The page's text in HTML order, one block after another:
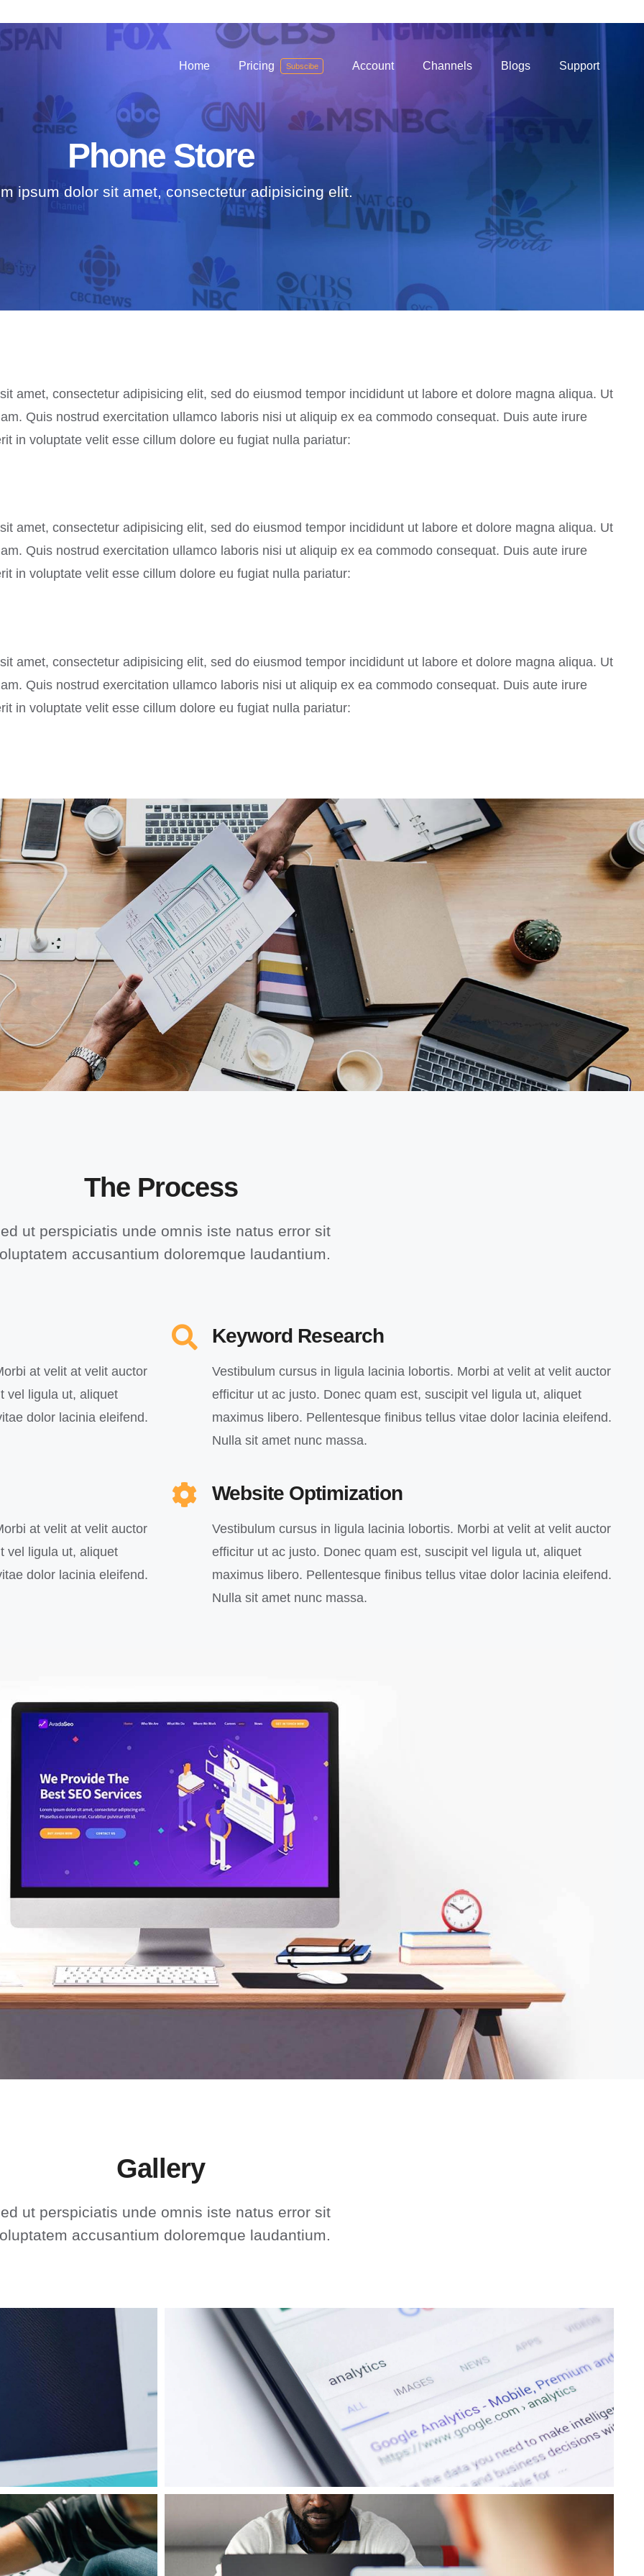
Home Pricing Subscibe Account Channels Blogs Support
Phone Store
ipsum dolor sit amet, consectetur adipisicing elit.
amet, consectetur adipisicing elit, sed do eiusmod tempor incididunt ut labore et dolore magna aliqua. Ut
Quis nostrud exercitation ullamco laboris nisi ut aliquip ex ea commodo consequat. Duis aute irure
in voluptate velit esse cillum dolore eu fugiat nulla pariatur:
amet, consectetur adipisicing elit, sed do eiusmod tempor incididunt ut labore et dolore magna aliqua. Ut
Quis nostrud exercitation ullamco laboris nisi ut aliquip ex ea commodo consequat. Duis aute irure
in voluptate velit esse cillum dolore eu fugiat nulla pariatur:
amet, consectetur adipisicing elit, sed do eiusmod tempor incididunt ut labore et dolore magna aliqua. Ut
Quis nostrud exercitation ullamco laboris nisi ut aliquip ex ea commodo consequat. Duis aute irure
in voluptate velit esse cillum dolore eu fugiat nulla pariatur:
The Process
ut perspiciatis unde omnis iste natus error sit
accusantium doloremque laudantium.
at velit at velit auctor
vel ligula ut, aliquet
dolor lacinia eleifend.
Keyword Research
Vestibulum cursus in ligula lacinia lobortis. Morbi at velit at velit auctor
efficitur ut ac justo. Donec quam est, suscipit vel ligula ut, aliquet
maximus libero. Pellentesque finibus tellus vitae dolor lacinia eleifend.
Nulla sit amet nunc massa.
at velit at velit auctor
vel ligula ut, aliquet
dolor lacinia eleifend.
Website Optimization
Vestibulum cursus in ligula lacinia lobortis. Morbi at velit at velit auctor
efficitur ut ac justo. Donec quam est, suscipit vel ligula ut, aliquet
maximus libero. Pellentesque finibus tellus vitae dolor lacinia eleifend.
Nulla sit amet nunc massa.
Gallery
ut perspiciatis unde omnis iste natus error sit
accusantium doloremque laudantium.